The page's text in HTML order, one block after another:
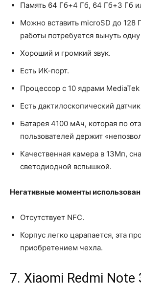
Память 64 Гб+4 Гб, 64 Гб+3 Гб
Можно вставить microSD до 128
работы потребуется вынуть
Хороший и громкий звук.
Есть ИК-порт.
Процессор с 10 ядрами
Есть дактилоскопический
Батарея 4100 мАч, которая по
пользователей держит
Качественная камера в 13Мп,
светодиодной вспышкой.
Негативные моменты
Отсутствует NFC.
Корпус легко царапается, эта
приобретением чехла.
7. Xiaomi Redmi Note